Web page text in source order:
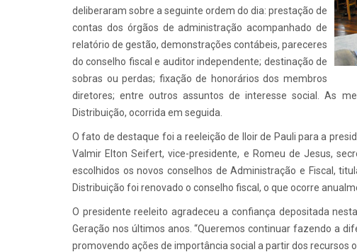
deliberaram sobre a seguinte ordem do dia: prestação de
contas dos órgãos de administração acompanhado de
relatório de gestão, demonstrações contábeis, pareceres
do conselho fiscal e auditor independente; destinação de
sobras ou perdas; fixação de honorários dos membros
diretores; entre outros assuntos de interesse social. As
Distribuição, ocorrida em seguida.
O fato de destaque foi a reeleição de Iloir de Pauli para a
Valmir Elton Seifert, vice-presidente, e Romeu de Jesus,
escolhidos os novos conselhos de Administração e Fiscal,
Distribuição foi renovado o conselho fiscal, o que ocorre
O presidente reeleito agradeceu a confiança depositada
Geração nos últimos anos. “Queremos continuar fazendo a
promovendo ações de importância social a partir dos recursos